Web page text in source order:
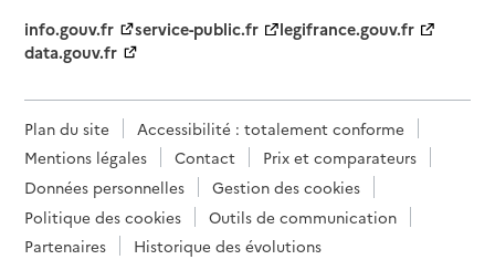
info.gouv.fr
service-public.fr
legifrance.gouv.fr
data.gouv.fr
Plan du site
Accessibilité : totalement conforme
Mentions légales
Contact
Prix et comparateurs
Données personnelles
Gestion des cookies
Politique des cookies
Outils de communication
Partenaires
Historique des évolutions